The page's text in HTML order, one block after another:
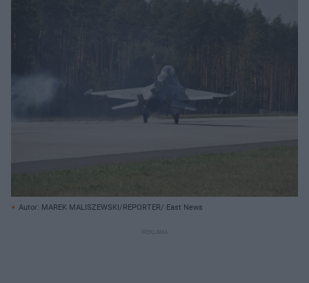
Autor: MAREK MALISZEWSKI/REPORTER/ East News